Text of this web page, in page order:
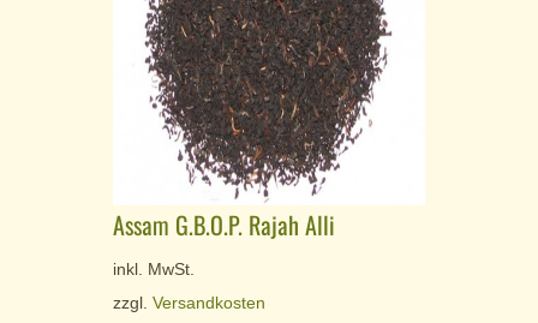
Assam G.B.O.P. Rajah Alli
inkl. MwSt.
zzgl. Versandkosten